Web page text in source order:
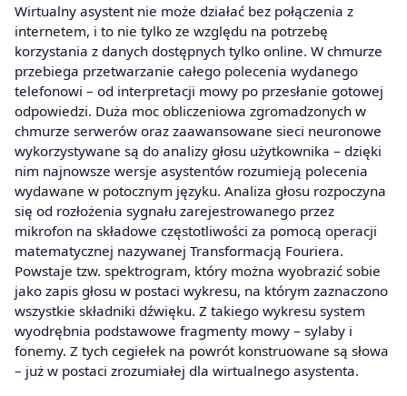
Wirtualny asystent nie może działać bez połączenia z
internetem, i to nie tylko ze względu na potrzebę
korzystania z danych dostępnych tylko online. W chmurze
przebiega przetwarzanie całego polecenia wydanego
telefonowi – od interpretacji mowy po przesłanie gotowej
odpowiedzi. Duża moc obliczeniowa zgromadzonych w
chmurze serwerów oraz zaawansowane sieci neuronowe
wykorzystywane są do analizy głosu użytkownika – dzięki
nim najnowsze wersje asystentów rozumieją polecenia
wydawane w potocznym języku. Analiza głosu rozpoczyna
się od rozłożenia sygnału zarejestrowanego przez
mikrofon na składowe częstotliwości za pomocą operacji
matematycznej nazywanej Transformacją Fouriera.
Powstaje tzw. spektrogram, który można wyobrazić sobie
jako zapis głosu w postaci wykresu, na którym zaznaczono
wszystkie składniki dźwięku. Z takiego wykresu system
wyodrębnia podstawowe fragmenty mowy – sylaby i
fonemy. Z tych cegiełek na powrót konstruowane są słowa
– już w postaci zrozumiałej dla wirtualnego asystenta.